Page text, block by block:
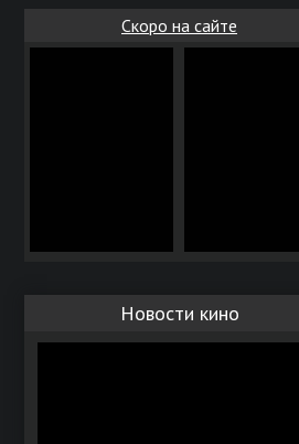
Скоро на сайте
Новости кино